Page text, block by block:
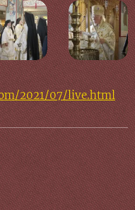
2021/07/live.html